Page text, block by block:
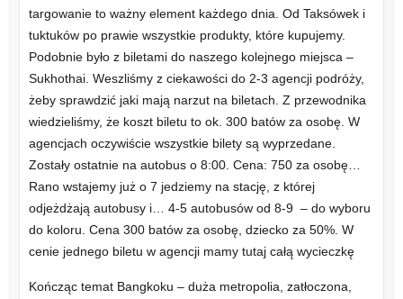
targowanie to ważny element każdego dnia. Od Taksówek i
tuktuków po prawie wszystkie produkty, które kupujemy.
Podobnie było z biletami do naszego kolejnego miejsca –
Sukhothai. Weszliśmy z ciekawości do 2-3 agencji podróży,
żeby sprawdzić jaki mają narzut na biletach. Z przewodnika
wiedzieliśmy, że koszt biletu to ok. 300 batów za osobę. W
agencjach oczywiście wszystkie bilety są wyprzedane.
Zostały ostatnie na autobus o 8:00. Cena: 750 za osobę…
Rano wstajemy już o 7 jedziemy na stację, z której
odjeżdżają autobusy i… 4-5 autobusów od 8-9 – do wyboru
do koloru. Cena 300 batów za osobę, dziecko za 50%. W
cenie jednego biletu w agencji mamy tutaj całą wycieczkę
Kończąc temat Bangkoku – duża metropolia, zatłoczona,